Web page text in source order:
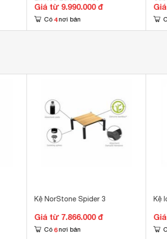
Giá từ 9.990.000 đ
Có 4 nơi bán
Kệ NorStone Spider 3
Giá từ 7.866.000 đ
Có 6 nơi bán
Kệ